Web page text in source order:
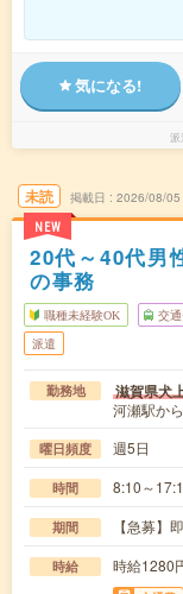
気になる!
派
未読
NEW
掲載日 2026/08/05
20代～40代男
の事務
職種未経験OK 交
派遣
勤務地 滋賀県犬
河瀬駅か
曜日頻度 週5日
時間 8:10～
期間 【急募
時給 時給1280